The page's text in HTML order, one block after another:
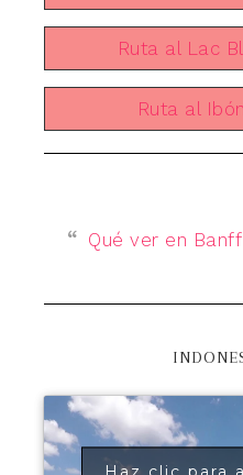
Ruta al Lac
Ruta al
Qué ver en
Haz clic para